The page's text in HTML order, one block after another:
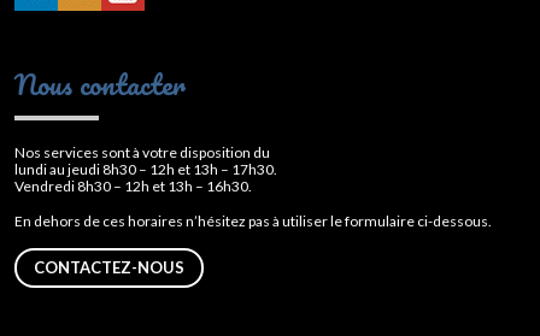
Nous contacter
Nos services sont à votre disposition du
lundi au jeudi 8h30 – 12h et 13h – 17h30.
Vendredi 8h30 – 12h et 13h – 16h30.
En dehors de ces horaires n’hésitez pas à utiliser le formulaire ci-dessous.
CONTACTEZ-NOUS